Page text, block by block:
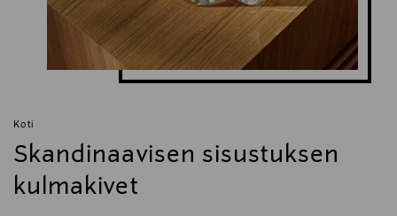
Koti
Skandinaavisen sisustuksen
kulmakivet